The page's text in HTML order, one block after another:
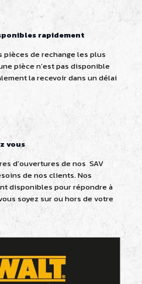
rapidement
pièces de rechange les plus
pièce n’est pas disponible
la recevoir dans un délai
vous
d’ouvertures de nos SAV
de nos clients. Nos
disponibles pour répondre à
soyez sur ou hors de votre